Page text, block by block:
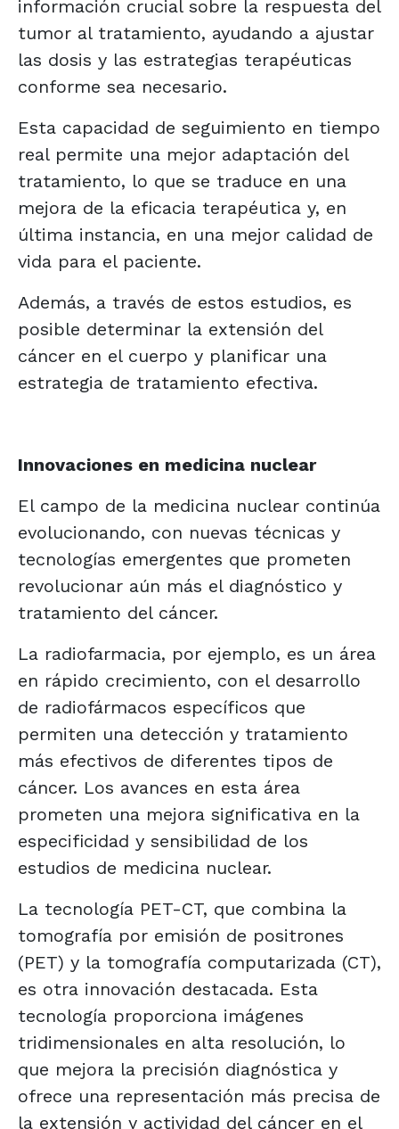
información crucial sobre la respuesta del
tumor al tratamiento, ayudando a ajustar
las dosis y las estrategias terapéuticas
conforme sea necesario.
Esta capacidad de seguimiento en tiempo
real permite una mejor adaptación del
tratamiento, lo que se traduce en una
mejora de la eficacia terapéutica y, en
última instancia, en una mejor calidad de
vida para el paciente.
Además, a través de estos estudios, es
posible determinar la extensión del
cáncer en el cuerpo y planificar una
estrategia de tratamiento efectiva.
Innovaciones en medicina nuclear
El campo de la medicina nuclear continúa
evolucionando, con nuevas técnicas y
tecnologías emergentes que prometen
revolucionar aún más el diagnóstico y
tratamiento del cáncer.
La radiofarmacia, por ejemplo, es un área
en rápido crecimiento, con el desarrollo
de radiofármacos específicos que
permiten una detección y tratamiento
más efectivos de diferentes tipos de
cáncer. Los avances en esta área
prometen una mejora significativa en la
especificidad y sensibilidad de los
estudios de medicina nuclear.
La tecnología PET-CT, que combina la
tomografía por emisión de positrones
(PET) y la tomografía computarizada (CT),
es otra innovación destacada. Esta
tecnología proporciona imágenes
tridimensionales en alta resolución, lo
que mejora la precisión diagnóstica y
ofrece una representación más precisa de
la extensión y actividad del cáncer en el